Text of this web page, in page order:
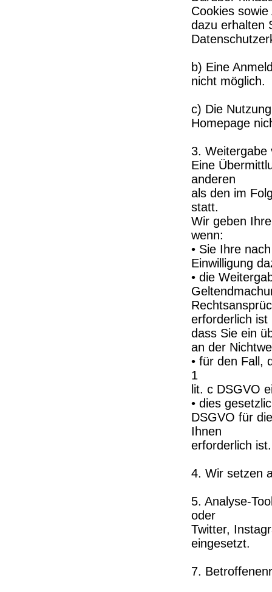
Cookies
dazu erhalten
b) Eine
nicht möglich.
c) Die
Homepage
3. Weitergabe
Eine
anderen
als den im
statt.
Wir geben
wenn:
• Sie Ihre
Einwilligung
• die
erforderlich ist
dass Sie ein
an der
• für den Fall,
1
lit. c DSGVO
• dies
DSGVO für
Ihnen
erforderlich ist.
4. Wir setzen
5. Analyse-
oder
Twitter,
eingesetzt.
7.